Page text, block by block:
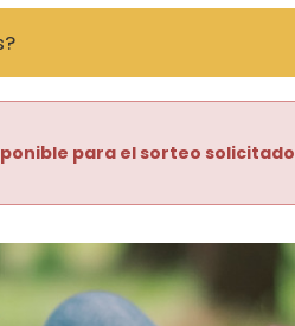
para el sorteo solicitado